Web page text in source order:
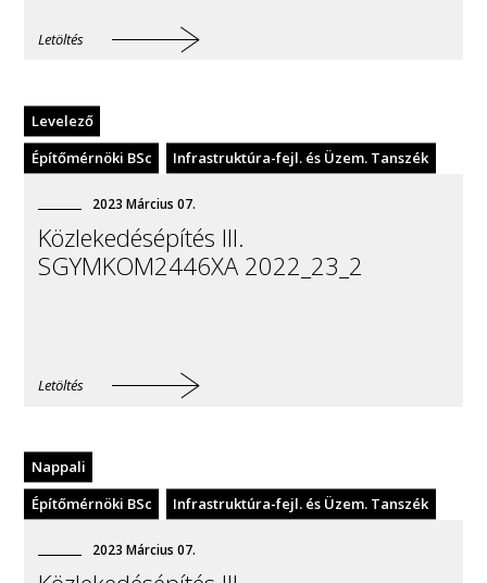
Letöltés
Építőmérnöki BSc Infrastruktúra-fejl. és Üzem. Tanszék
Levelező
2023 Március 07.
Közlekedésépítés III.
SGYMKOM2446XA 2022_23_2
Letöltés
Építőmérnöki BSc Infrastruktúra-fejl. és Üzem. Tanszék
Nappali
2023 Március 07.